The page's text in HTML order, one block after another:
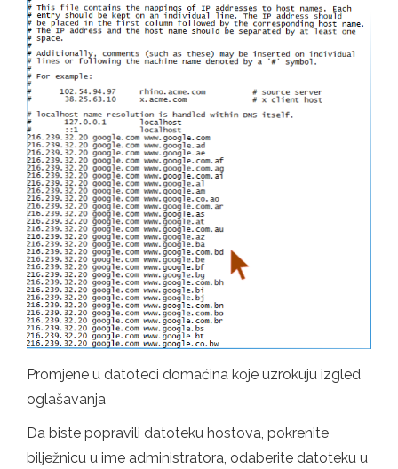
Promjene u datoteci domaćina koje uzrokuju izgled
oglašavanja
Da biste popravili datoteku hostova, pokrenite
bilježnicu u ime administratora, odaberite datoteku u